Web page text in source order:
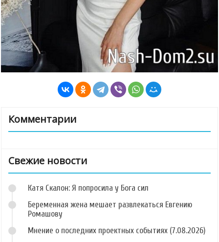
Комментарии
Свежие новости
Катя Скалон: Я попросила у Бога сил
Беременная жена мешает развлекаться Евгению
Ромашову
Мнение о последних проектных событиях (7.08.2026)